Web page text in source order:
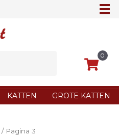
0
KATTEN GROTE KATTEN
/ Pagina 3